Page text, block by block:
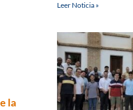
la
Leer Noticia »